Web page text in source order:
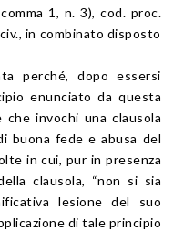
1, n. 3), cod. proc.
in combinato disposto
perché, dopo essersi
enunciato da questa
invochi una clausola
buona fede e abusa del
in cui, pur in presenza
clausola, “non si sia
lesione del suo
di tale principio